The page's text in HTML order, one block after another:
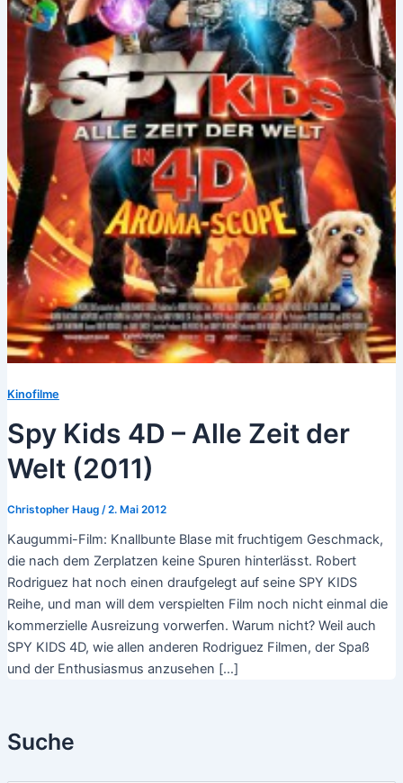
Suche
Kinofilme
Spy Kids 4D – Alle Zeit der
Welt (2011)
Christopher Haug /2. Mai 2012
Kaugummi-Film: Knallbunte Blase mit fruchtigem Geschmack,
die nach dem Zerplatzen keine Spuren hinterlässt. Robert
Rodriguez hat noch einen draufgelegt auf seine SPY KIDS
Reihe, und man will dem verspielten Film noch nicht einmal die
kommerzielle Ausreizung vorwerfen. Warum nicht? Weil auch
SPY KIDS 4D, wie allen anderen Rodriguez Filmen, der Spaß
und der Enthusiasmus anzusehen […]